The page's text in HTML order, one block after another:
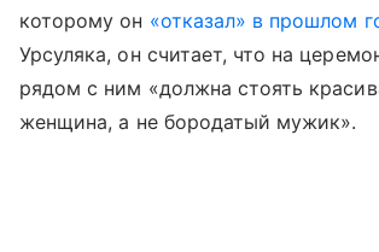
которому он «отказал» в прошлом
Урсуляка, он считает, что на
рядом с ним «должна стоять
женщина, а не бородатый мужик».